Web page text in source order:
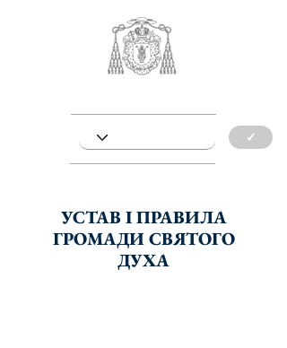
✓
УСТАВ І ПРАВИЛА
ГРОМАДИ СВЯТОГО
ДУХА